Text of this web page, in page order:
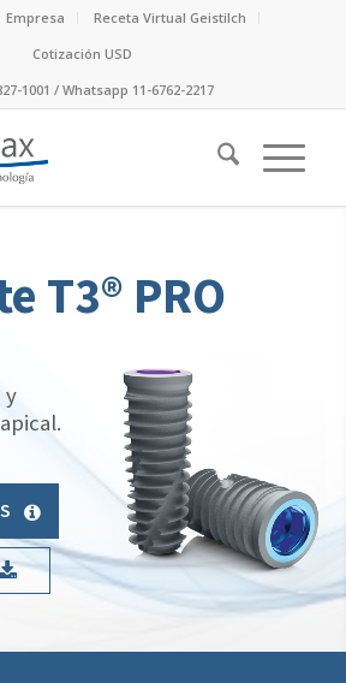
Empresa
Receta Virtual Geistilch
Cotización USD
1001 / Whatsapp 11-6762-2217
y
T3® PRO